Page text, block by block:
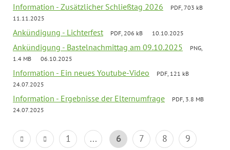
Information - Zusätzlicher Schließtag 2026
PDF, 703 kB
11.11.2025
Ankündigung - Lichterfest PDF, 206 kB 10.10.2025
Ankündigung - Bastelnachmittag am 09.10.2025
PNG,
1.4 MB
06.10.2025
Information - Ein neues Youtube-Video
PDF, 121 kB
24.07.2025
Information - Ergebnisse der Elternumfrage
PDF, 3.8 MB
24.07.2025
1 ... 6 7 8
9